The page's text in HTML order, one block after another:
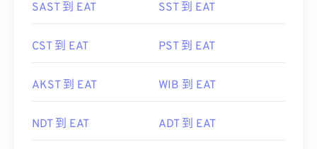
SAST 到 EAT SST 到 EAT
CST 到 EAT PST 到 EAT
AKST 到 EAT WIB 到 EAT
NDT 到 EAT ADT 到 EAT